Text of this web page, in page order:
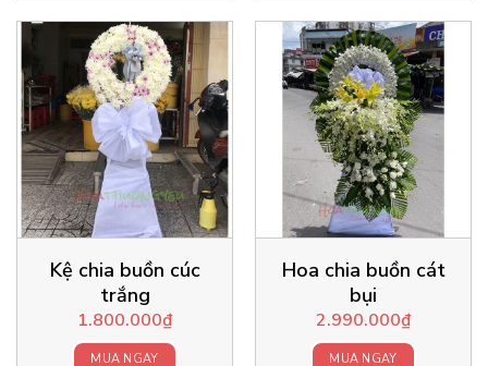
Kệ chia buồn cúc
trắng
1.800.000₫
MUA NGAY
Hoa chia buồn cát
bụi
2.990.000₫
MUA NGAY